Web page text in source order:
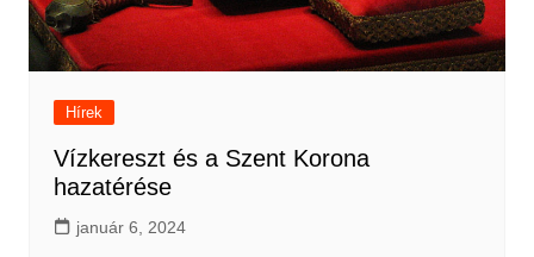
Hírek
Vízkereszt és a Szent Korona
hazatérése
január 6, 2024